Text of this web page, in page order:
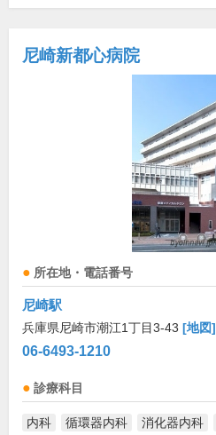
尼崎新都心病院
所在地・電話番号
尼崎駅
兵庫県尼崎市潮江1丁目3-43 [地図]
06-6493-1210
診療科目
内科 循環器内科 消化器内科